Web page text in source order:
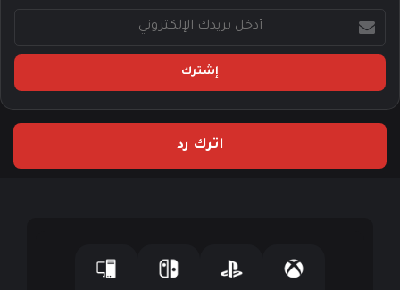
بريدك
الإلكتروني
اترك رد